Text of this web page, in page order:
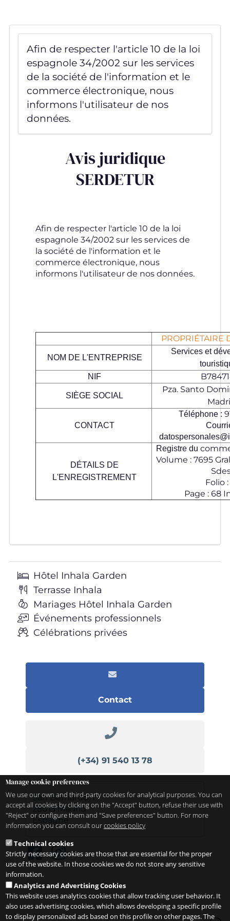
contenu
principalAfin de respecter l'article 10 de la loi
espagnole 34/2002 sur les services
de la société de l'information et le
commerce électronique, nous
informons l'utilisateur de nos
données.
Avis juridique
SERDETUR
Afin de respecter l'article 10 de la loi
espagnole 34/2002 sur les services de
la société de l'information et le
commerce électronique, nous
informons l'utilisateur de nos données.
PROPRIÉTAIRE
NOM DE L'ENTREPRISE
Services et
NIF
SIÈGE SOCIAL
Pza. Santo
CONTACT
Téléphone :
DÉTAILS DE
L'ENREGISTREMENT
Registre du
Volume : 7695
Folio
Page : 68
Hôtel Inhala Garden
Terrasse Inhala
Mariages Hôtel Inhala Garden
Événements professionnels
Célébrations privées
Contact
(+34) 91 540 13 78
San Bernardo, 1
28013 Madrid
Espagne
Manage cookie preferences
We use our own and third-party cookies for analytical purposes. You can
accept all cookies by clicking on the "Accept" button, refuse their use with
"Reject" or configure them and "Save preferences" button. For more
information you can consult ourcookies policy
Technical cookies
Strictly necessary cookies are those that are essential for the proper
use of the website. In those cookies we do not store any sensitive
information.
Analytics and Advertising Cookies
This website uses analytics cookies that allow tracking user behavior. It
also uses advertising cookies, which allows developing a specific profile
to display personalized ads based on this profile on other pages. The